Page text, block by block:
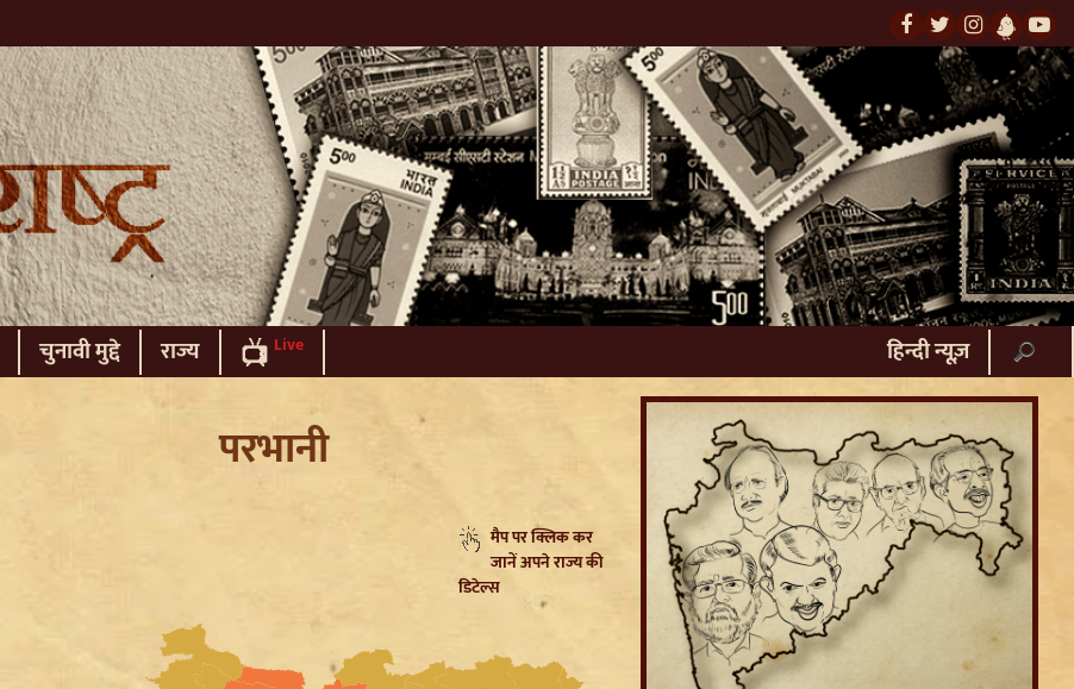
चुनावी मुद्दे राज्य Live हिन्दी न्यूज़
परभानी
मैप पर क्लिक कर
जानें अपने राज्य की
डिटेल्स